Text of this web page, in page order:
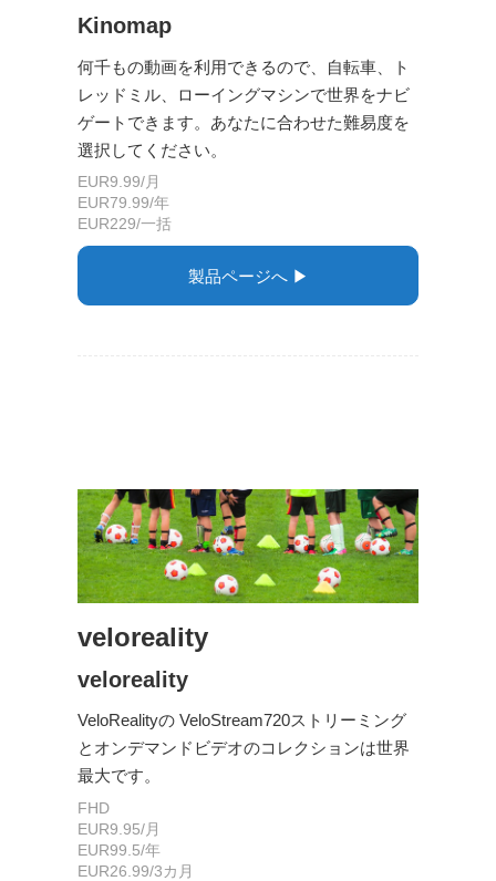
Kinomap
何千もの動画を利用できるので、自転車、ト
レッドミル、ローイングマシンで世界をナビ
ゲートできます。あなたに合わせた難易度を
選択してください。
EUR9.99/月
EUR79.99/年
EUR229/一括
製品ページへ ▶︎
veloreality
veloreality
VeloRealityの VeloStream720ストリーミング
とオンデマンドビデオのコレクションは世界
最大です。
FHD
EUR9.95/月
EUR99.5/年
EUR26.99/3カ月